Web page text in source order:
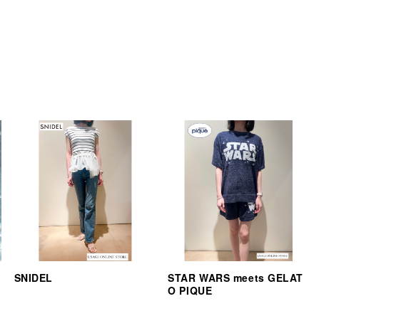
SNIDEL
STAR WARS meets GELAT
O PIQUE